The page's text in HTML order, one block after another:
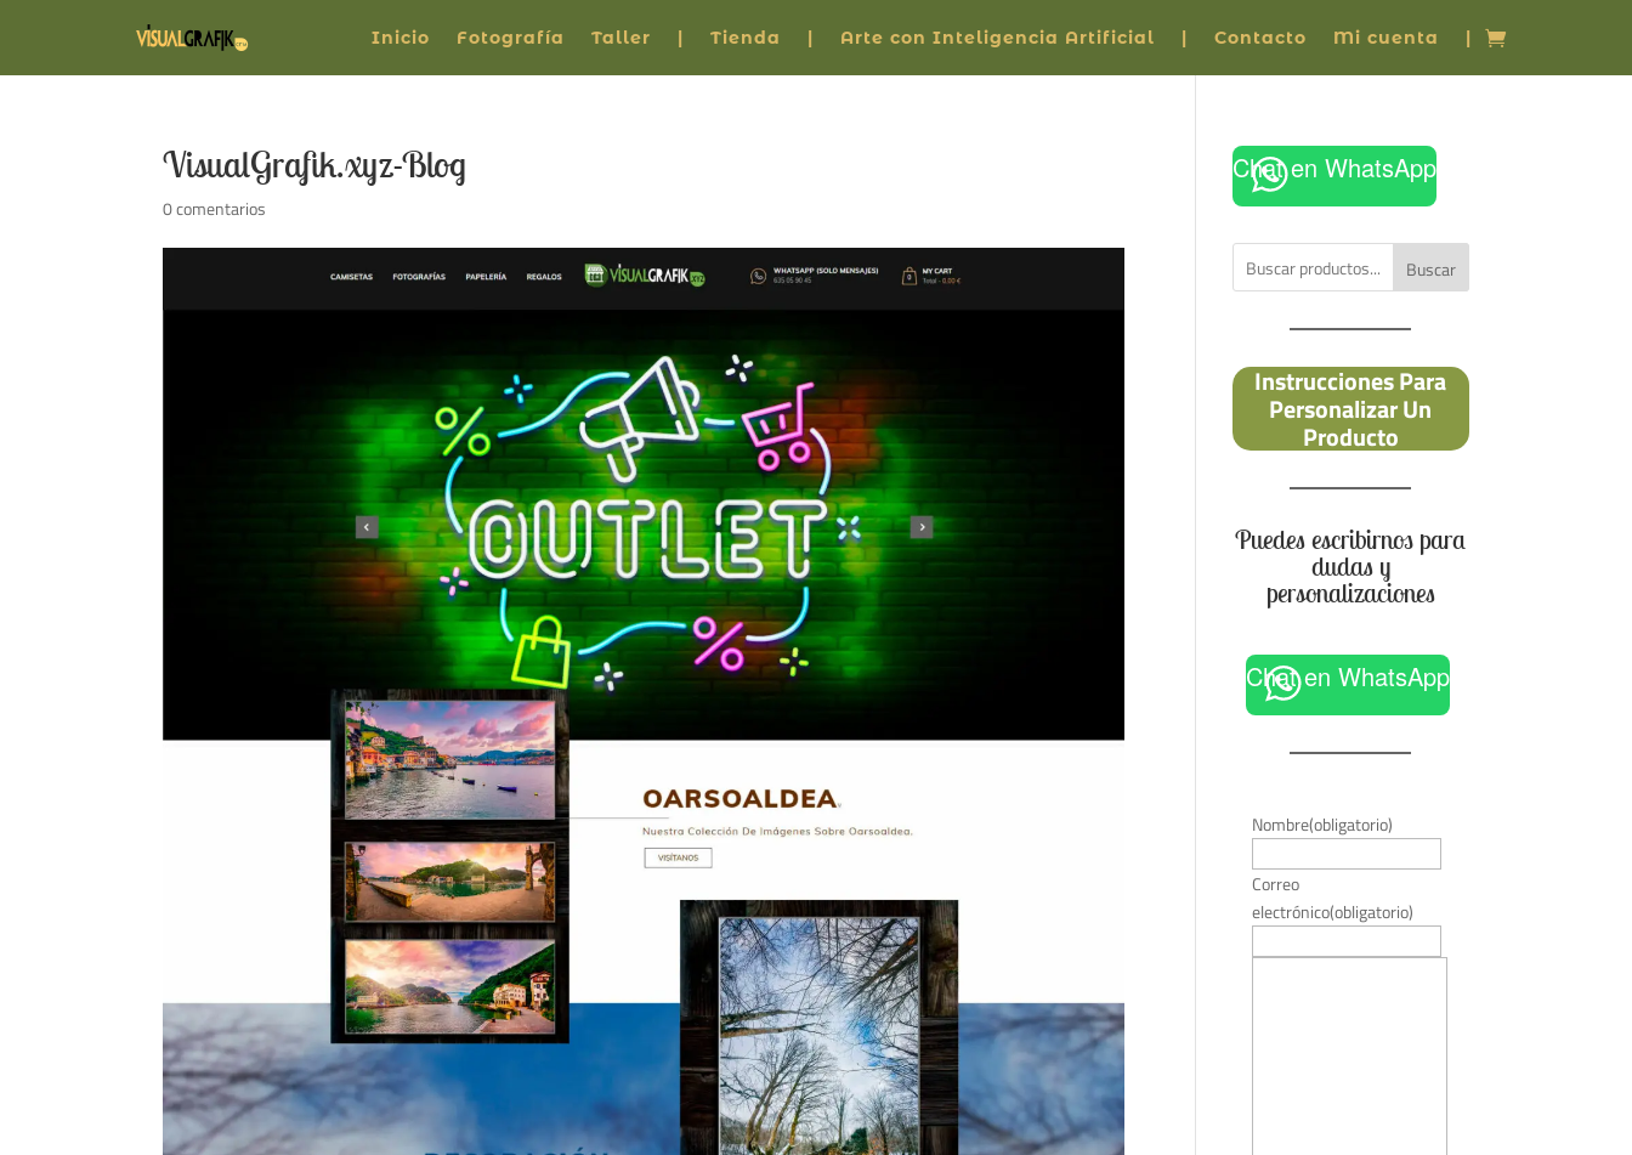
Inicio Fotografía Taller | Tienda | Arte con Inteligencia Artificial | Contacto Mi cuenta |
VisualGrafik.xyz-Blog
0 comentarios
Chat en WhatsApp
Buscar
Instrucciones Para
Personalizar Un
Producto
Puedes escribirnos para
dudas y
personalizaciones
Chat en WhatsApp
Nombre(obligatorio)
Correo
electrónico(obligatorio)